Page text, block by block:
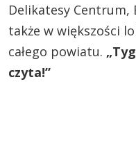
Delikatesy Centrum,
także w większości
całego powiatu.
czyta!”